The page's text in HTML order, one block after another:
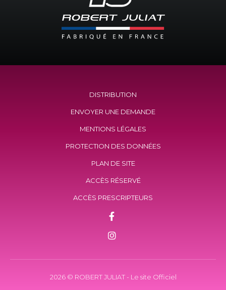
DISTRIBUTION
ENVOYER UNE DEMANDE
MENTIONS LÉGALES
PROTECTION DES DONNÉES
PLAN DE SITE
ACCÈS RÉSERVÉ
ACCÈS PRESCRIPTEURS
2026© ROBERT JULIAT - Le site Officiel